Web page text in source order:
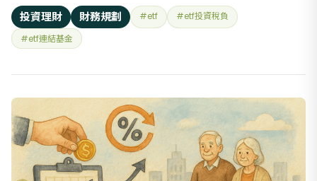
有台股ETF的受益人數約 46 萬人；但到了 2025 年 11 月底，這
個數字已來到 1,202 萬人。 現在在咖啡廳、捷運上聽到
「0050、0056、00878」早已不稀
投資理財 財務規劃 #etf
#etf投資稅負
#etf連結基金